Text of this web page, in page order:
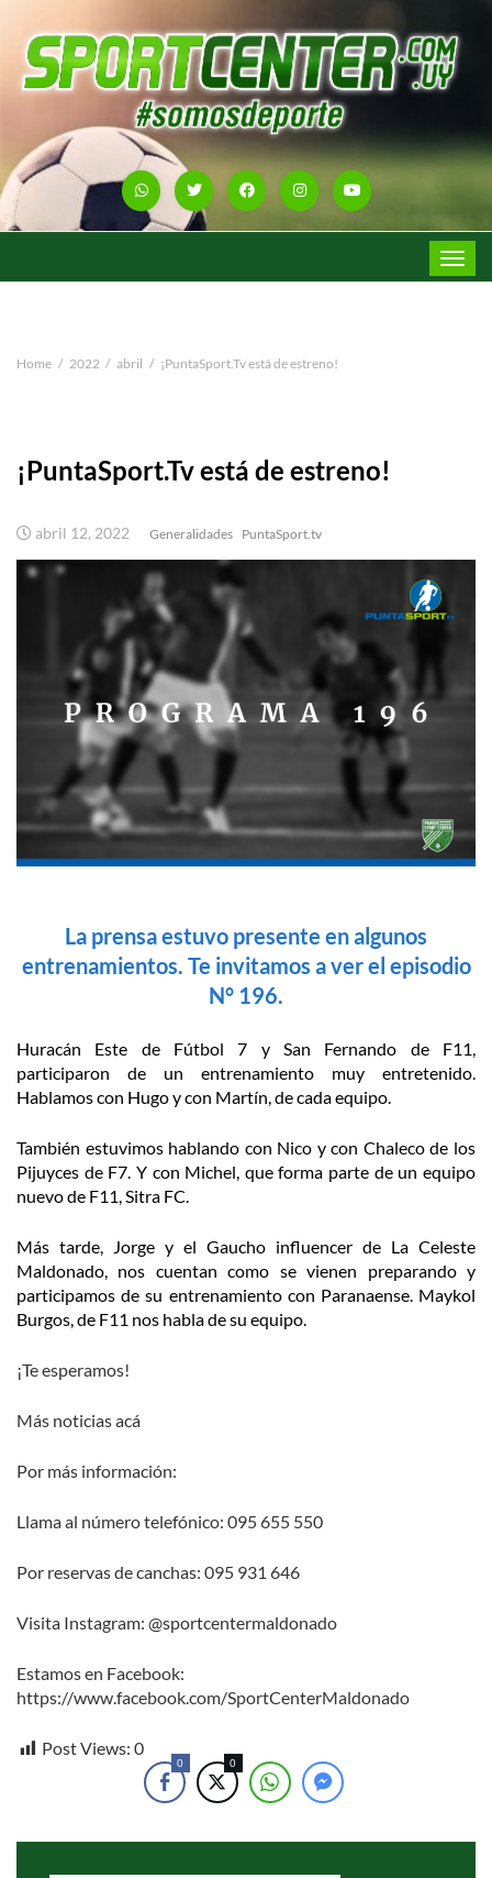
Toggle
Home 2022 abril ¡PuntaSport.Tv está de estreno!
¡PuntaSport.Tv está de estreno!
abril 12, 2022 Generalidades PuntaSport.tv
La prensa estuvo presente en algunos
entrenamientos. Te invitamos a ver el episodio
N° 196.
Huracán Este de Fútbol 7 y San Fernando de F11,
participaron de un entrenamiento muy entretenido.
Hablamos con Hugo y con Martín, de cada equipo.
También estuvimos hablando con Nico y con Chaleco de los
Pijuyces de F7. Y con Michel, que forma parte de un equipo
nuevo de F11, Sitra FC.
Más tarde, Jorge y el Gaucho influencer de La Celeste
Maldonado, nos cuentan como se vienen preparando y
participamos de su entrenamiento con Paranaense. Maykol
Burgos, de F11 nos habla de su equipo.
¡Te esperamos!
Más noticias acá
Por más información:
Llama al número telefónico: 095 655 550
Por reservas de canchas: 095 931 646
Visita Instagram: @sportcentermaldonado
Estamos en Facebook:
https://www.facebook.com/SportCenterMaldonado
Post Views: 0
0 0